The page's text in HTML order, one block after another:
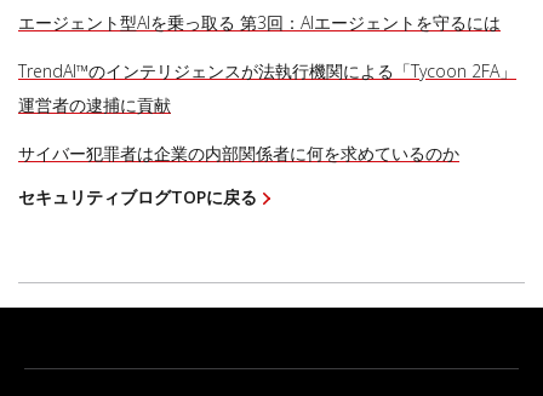
エージェント型AIを乗っ取る 第3回：AIエージェントを守るには
TrendAI™のインテリジェンスが法執行機関による「Tycoon 2FA」
運営者の逮捕に貢献
サイバー犯罪者は企業の内部関係者に何を求めているのか
セキュリティブログTOPに戻る